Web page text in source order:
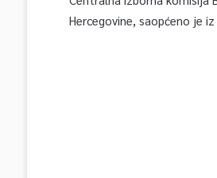
Hercegovine,